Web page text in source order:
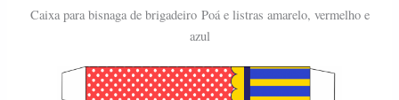
Caixa para bisnaga de brigadeiro Poá e listras amarelo, vermelho e
azul